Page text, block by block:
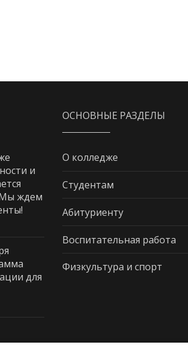
и
Мы ждем
для
ОСНОВНЫЕ РАЗДЕЛЫ
О колледже
Студентам
Абитуриенту
Воспитательная работа
Физкультура и спорт